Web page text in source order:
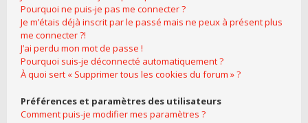
Pourquoi ne puis-je pas me connecter ?
Je m’étais déjà inscrit par le passé mais ne peux à présent plus
me connecter ?!
J’ai perdu mon mot de passe !
Pourquoi suis-je déconnecté automatiquement ?
À quoi sert « Supprimer tous les cookies du forum » ?
Préférences et paramètres des utilisateurs
Comment puis-je modifier mes paramètres ?